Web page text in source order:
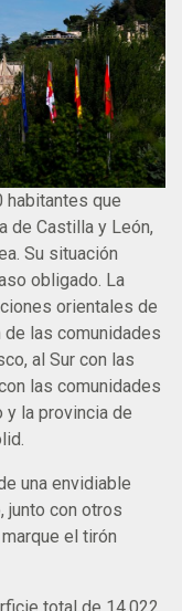
habitantes que
de Castilla y León,
Su situación
obligado. La
orientales de
de las comunidades
al Sur con las
las comunidades
y la provincia de
una envidiable
junto con otros
el tirón